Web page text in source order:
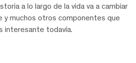
a lo largo de la vida va a cambiar
y muchos otros componentes que
interesante todavía.